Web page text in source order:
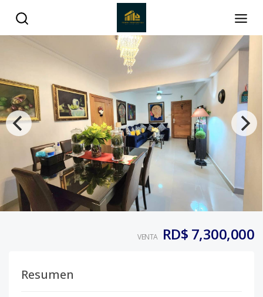
VENTA RD$ 7,300,000
Resumen